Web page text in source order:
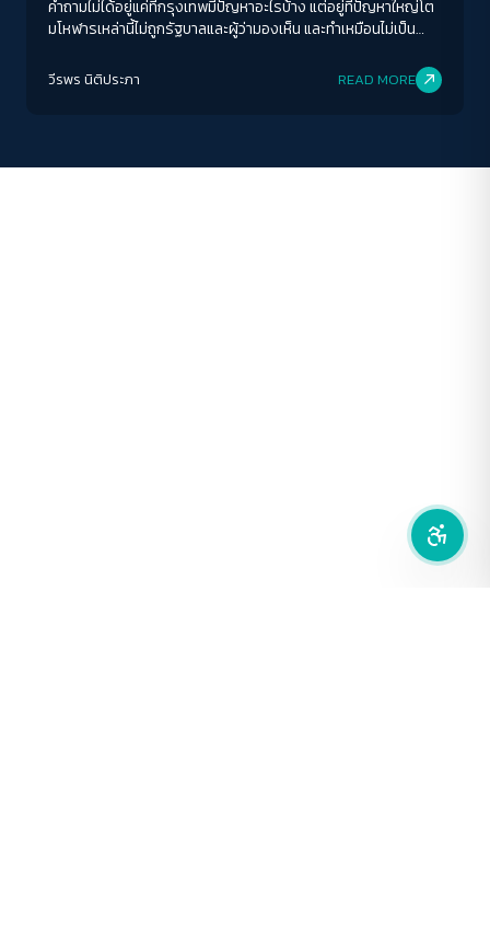
คำถามไม่ได้อยู่แค่ที่กรุงเทพมีปัญหาอะไรบ้าง แต่อยู่ที่ปัญหาใหญ่โต
มโหฬารเหล่านี้ไม่ถูกรัฐบาลและผู้ว่ามองเห็น และทำเหมือนไม่เป็น
วีรพร นิติประภา READ MORE
Deutan Tritan